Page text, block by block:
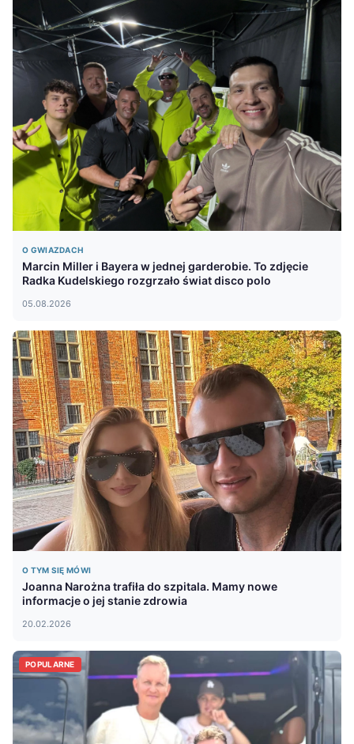
O GWIAZDACH
Marcin Miller i Bayera w jednej garderobie. To zdjęcie
Radka Kudelskiego rozgrzało świat disco polo
05.08.2026
O TYM SIĘ MÓWI
Joanna Narożna trafiła do szpitala. Mamy nowe
informacje o jej stanie zdrowia
20.02.2026
POPULARNE